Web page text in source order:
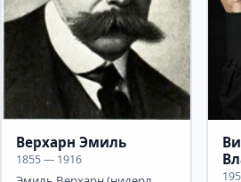
Верхарн Эмиль
1855 — 1916